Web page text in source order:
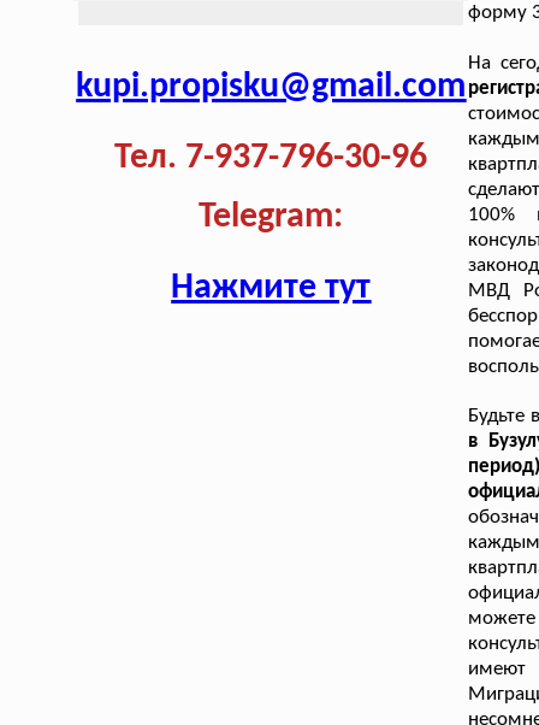
kupi.propisku@gmail.com
Тел. 7-937-796-30-96
Telegram:
Нажмите тут
форму
На
100%
МВД
Будьте
в
имеют